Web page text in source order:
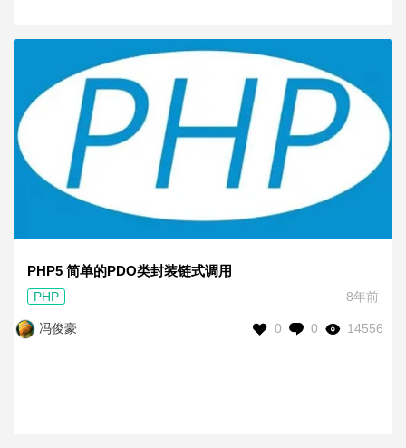
PHP5 简单的PDO类封装链式调用
PHP 8年前
冯俊豪 14556
0
0